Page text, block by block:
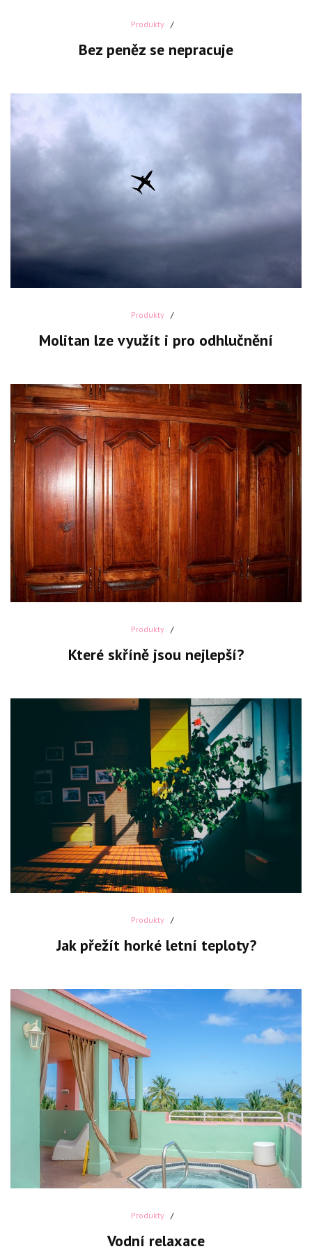
Produkty
Bez peněz se nepracuje
Produkty
Molitan lze využít i pro odhlučnění
Produkty
Které skříně jsou nejlepší?
Produkty
Jak přežít horké letní teploty?
Produkty
Vodní relaxace